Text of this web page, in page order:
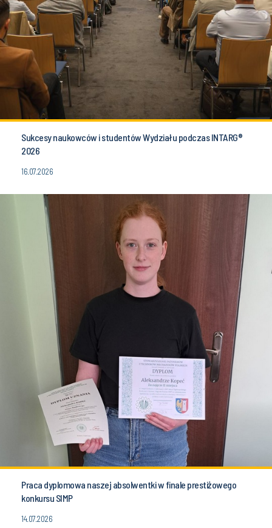
Sukcesy naukowców i studentów Wydziału podczas INTARG®
2026
16.07.2026
Praca dyplomowa naszej absolwentki w finale prestiżowego
konkursu SIMP
14.07.2026